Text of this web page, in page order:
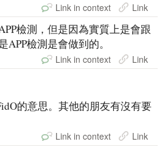
Link in context Link
檢測，但是因為實質上是會跟
APP檢測是會做到的。
Link in context Link
的意思。其他的朋友有沒有要
Link in context Link